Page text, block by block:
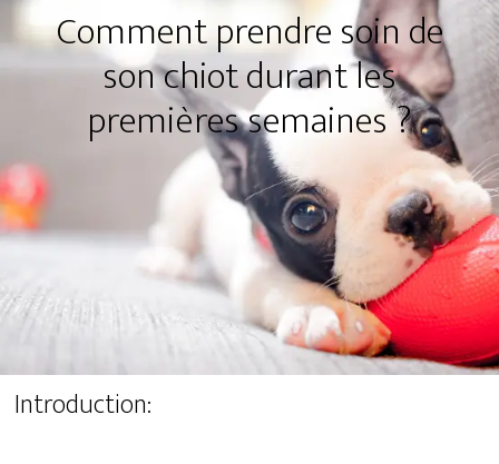
Comment prendre soin de
son chiot durant les
premières semaines ?
Introduction: